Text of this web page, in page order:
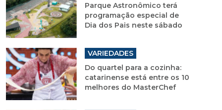
Parque Astronômico terá
programação especial de
Dia dos Pais neste sábado
VARIEDADES
Do quartel para a cozinha:
catarinense está entre os 10
melhores do MasterChef